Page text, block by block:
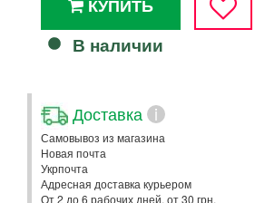
КУПИТЬ
В наличии
Доставка i
Самовывоз из магазина
Новая почта
Укрпочта
Адресная доставка курьером
От 2 до 6 рабочих дней. от 30 грн.